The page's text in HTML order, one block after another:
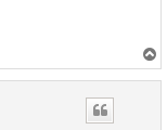
a